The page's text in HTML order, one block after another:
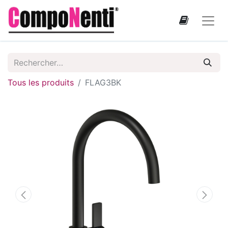
Tous les produits FLAG3BK